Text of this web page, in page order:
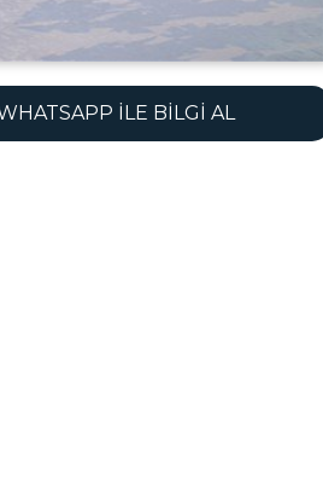
İLE BILGI AL